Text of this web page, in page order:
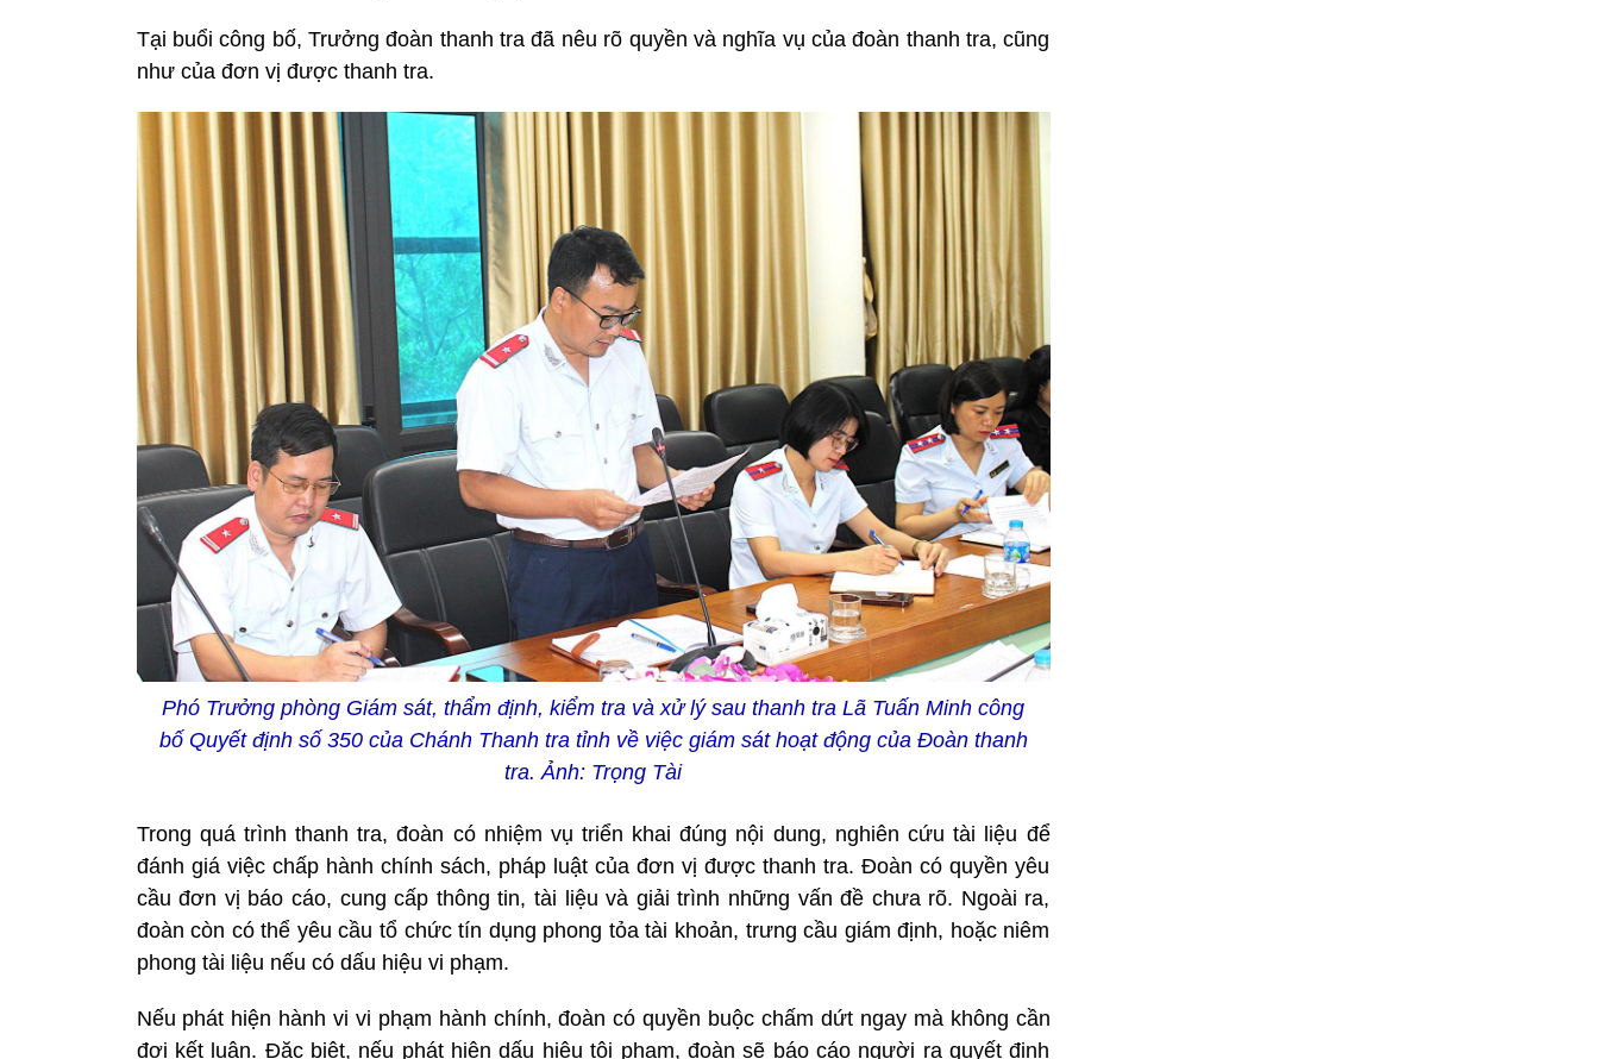
Tại buổi công bố, Trưởng đoàn thanh tra đã nêu rõ quyền và nghĩa vụ của đoàn thanh tra, cũng
như của đơn vị được thanh tra.
Phó Trưởng phòng Giám sát, thẩm định, kiểm tra và xử lý sau thanh tra Lã Tuấn Minh công
bố Quyết định số 350 của Chánh Thanh tra tỉnh về việc giám sát hoạt động của Đoàn thanh
tra. Ảnh: Trọng Tài
Trong quá trình thanh tra, đoàn có nhiệm vụ triển khai đúng nội dung, nghiên cứu tài liệu để
đánh giá việc chấp hành chính sách, pháp luật của đơn vị được thanh tra. Đoàn có quyền yêu
cầu đơn vị báo cáo, cung cấp thông tin, tài liệu và giải trình những vấn đề chưa rõ. Ngoài ra,
đoàn còn có thể yêu cầu tổ chức tín dụng phong tỏa tài khoản, trưng cầu giám định, hoặc niêm
phong tài liệu nếu có dấu hiệu vi phạm.
Nếu phát hiện hành vi vi phạm hành chính, đoàn có quyền buộc chấm dứt ngay mà không cần
đợi kết luận. Đặc biệt, nếu phát hiện dấu hiệu tội phạm, đoàn sẽ báo cáo người ra quyết định